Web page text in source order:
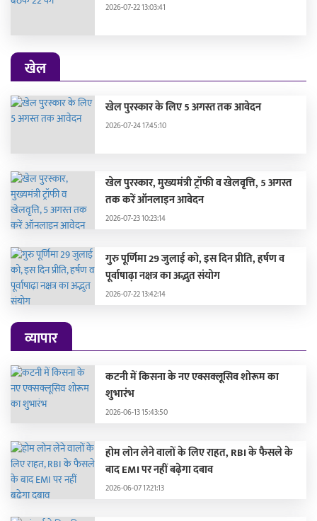
2026-07-22 13:03:41
खेल
खेल पुरस्कार के लिए 5 अगस्त तक आवेदन
2026-07-24 17:45:10
खेल पुरस्कार, मुख्यमंत्री ट्रॉफी व खेलवृत्ति, 5 अगस्त
तक करें ऑनलाइन आवेदन
2026-07-23 10:23:14
गुरु पूर्णिमा 29 जुलाई को, इस दिन प्रीति, हर्षण व
पूर्वाषाढ़ा नक्षत्र का अद्भुत संयोग
2026-07-22 13:42:14
व्यापार
कटनी में किसना के नए एक्सक्लूसिव शोरूम का
शुभारंभ
2026-06-13 15:43:50
होम लोन लेने वालों के लिए राहत, RBI के फैसले के
बाद EMI पर नहीं बढ़ेगा दबाव
2026-06-07 17:21:13